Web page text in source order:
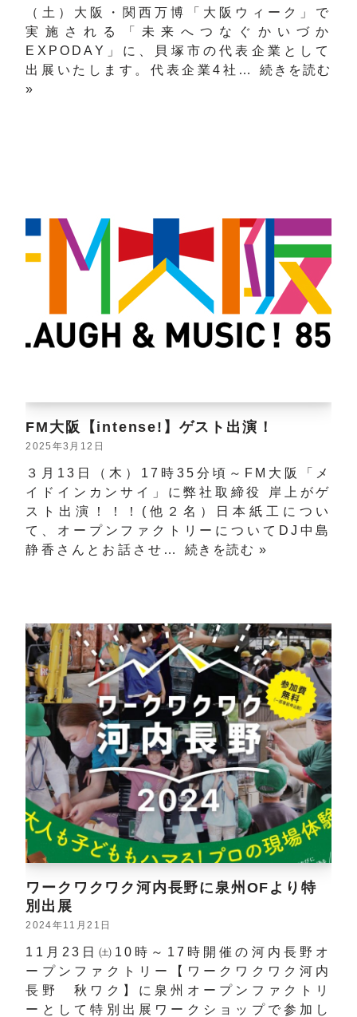
（土）大阪・関西万博「大阪ウィーク」で
実施される「未来へつなぐかいづか
EXPODAY」に、貝塚市の代表企業として
出展いたします。代表企業4社…続きを読む
»
FM大阪【intense!】ゲスト出演！
2025年3月12日
３月13日（木）17時35分頃～FM大阪「メ
イドインカンサイ」に弊社取締役 岸上がゲ
スト出演！！！(他２名）日本紙工につい
て、オープンファクトリーについてDJ中島
静香さんとお話させ… 続きを読む »
ワークワクワク河内長野に泉州OFより特
別出展
2024年11月21日
11月23日㈯10時～17時開催の河内長野オ
ープンファクトリー【ワークワクワク河内
長野 秋ワク】に泉州オープンファクトリ
ーとして特別出展ワークショップで参加し